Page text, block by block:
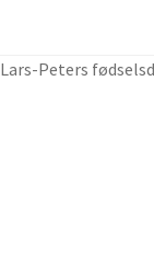
Lars-Peters